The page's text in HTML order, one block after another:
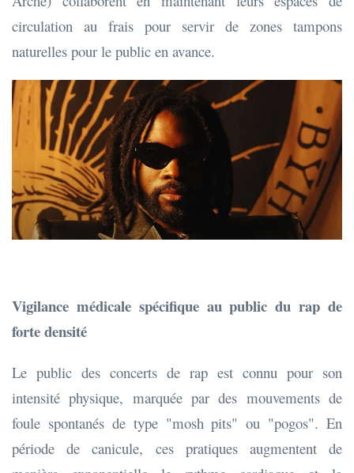
circulation au frais pour servir de zones tampons
naturelles pour le public en avance.
Vigilance médicale spécifique au public du rap de
forte densité
Le public des concerts de rap est connu pour son
intensité physique, marquée par des mouvements de
foule spontanés de type "mosh pits" ou "pogos". En
période de canicule, ces pratiques augmentent de